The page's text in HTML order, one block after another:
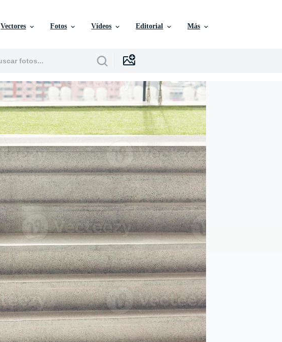
Vectores Fotos Vídeos Editorial Más